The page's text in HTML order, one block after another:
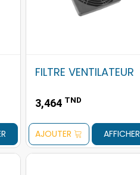
FILTRE VENTILATEUR
3,464 TND
AJOUTER AFFICHER